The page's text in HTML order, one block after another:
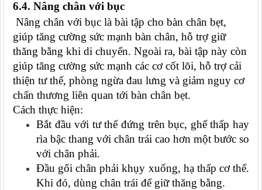
6.4. Nâng chân với bục
Nâng chân với bục là bài tập cho bàn chân bẹt,
giúp tăng cường sức mạnh bàn chân, hỗ trợ giữ
thăng bằng khi di chuyển. Ngoài ra, bài tập này còn
giúp tăng cường sức mạnh các cơ cốt lõi, hỗ trợ cải
thiện tư thế, phòng ngừa đau lưng và giảm nguy cơ
chấn thương liên quan tới bàn chân bẹt.
Cách thực hiện:
Bắt đầu với tư thế đứng trên bục, ghế thấp hay
rìa bậc thang với chân trái cao hơn một bước so
với chân phải.
Đầu gối chân phải khụy xuống, hạ thấp cơ thể.
Khi đó, dùng chân trái để giữ thăng bằng.